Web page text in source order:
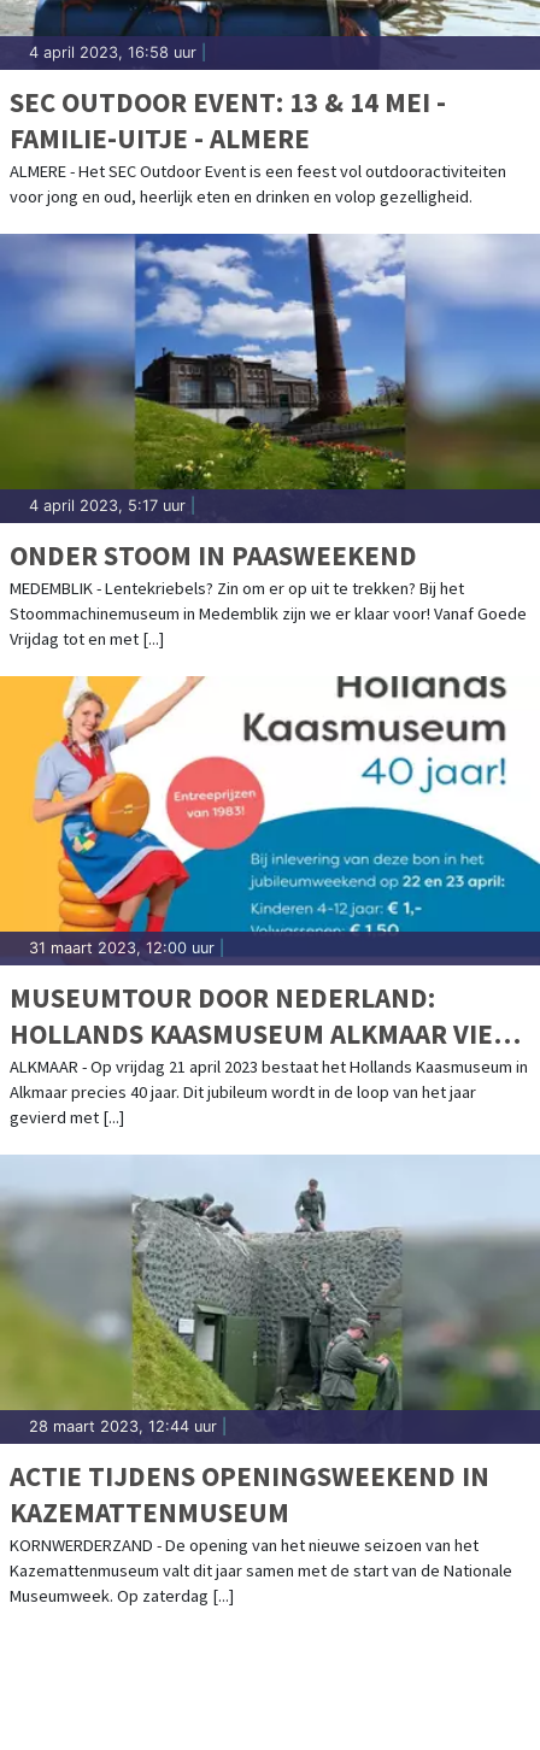
4 april 2023, 16:58 uur
SEC OUTDOOR EVENT: 13 & 14 MEI -
FAMILIE-UITJE - ALMERE
ALMERE - Het SEC Outdoor Event is een feest vol outdooractiviteiten
voor jong en oud, heerlijk eten en drinken en volop gezelligheid.
4 april 2023, 5:17 uur
ONDER STOOM IN PAASWEEKEND
MEDEMBLIK - Lentekriebels? Zin om er op uit te trekken? Bij het
Stoommachinemuseum in Medemblik zijn we er klaar voor! Vanaf Goede
Vrijdag tot en met [...]
31 maart 2023, 12:00 uur
MUSEUMTOUR DOOR NEDERLAND:
HOLLANDS KAASMUSEUM ALKMAAR VIERT
40-JARIG JUBILEUM
ALKMAAR - Op vrijdag 21 april 2023 bestaat het Hollands Kaasmuseum in
Alkmaar precies 40 jaar. Dit jubileum wordt in de loop van het jaar
gevierd met [...]
28 maart 2023, 12:44 uur
ACTIE TIJDENS OPENINGSWEEKEND IN
KAZEMATTENMUSEUM
KORNWERDERZAND - De opening van het nieuwe seizoen van het
Kazemattenmuseum valt dit jaar samen met de start van de Nationale
Museumweek. Op zaterdag [...]